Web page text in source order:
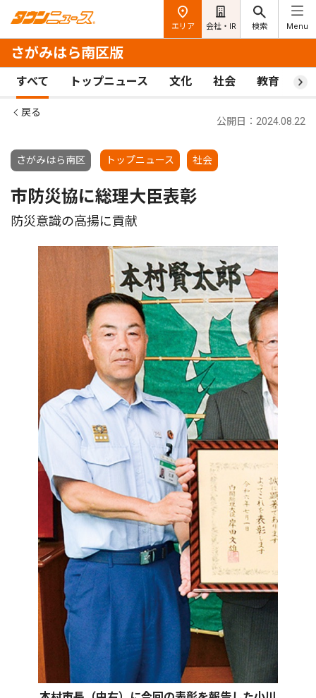
エリア 会社・IR 検索 Menu
さがみはら南区版
すべて トップニュース 文化 社会 教育 ス
戻る
さがみはら南区 トップニュース 社会
公開日：2024.08.22
市防災協に総理大臣表彰
防災意識の高揚に貢献